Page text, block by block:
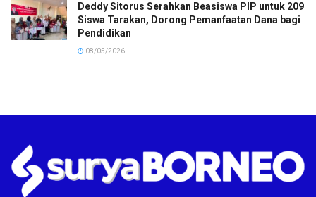
Deddy Sitorus Serahkan Beasiswa PIP untuk 209
Siswa Tarakan, Dorong Pemanfaatan Dana bagi
Pendidikan
08/05/2026